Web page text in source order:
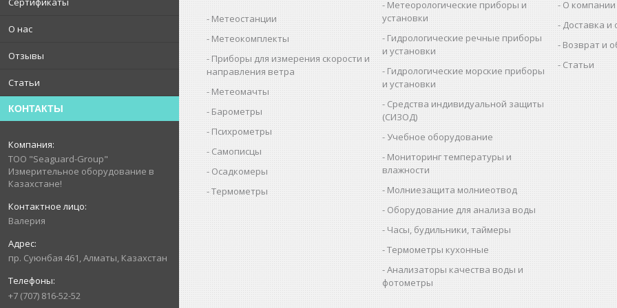
О нас
Отзывы
Статьи
КОНТАКТЫ
ТОО "Seaguard-Group"
Измерительное оборудование в
Казахстане!
Валерия
пр. Суюнбая 461, Алматы, Казахстан
+7 (707) 816-52-52
Метеостанции
Метеокомплекты
Приборы для измерения скорости и
направления ветра
Метеомачты
Барометры
Психрометры
Самописцы
Осадкомеры
Термометры
Метеорологические приборы и
установки
Гидрологические речные приборы
и установки
Гидрологические морские приборы
и установки
Средства индивидуальной защиты
(СИЗОД)
Учебное оборудование
Мониторинг температуры и
влажности
Молниезащита молниеотвод
Оборудование для анализа воды
Часы, будильники, таймеры
Термометры кухонные
Анализаторы качества воды и
фотометры
О компании
Доставка и
Возврат и
Статьи